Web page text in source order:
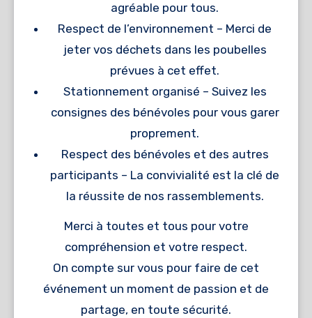
agréable pour tous.
Respect de l’environnement – Merci de
jeter vos déchets dans les poubelles
prévues à cet effet.
Stationnement organisé – Suivez les
consignes des bénévoles pour vous garer
proprement.
Respect des bénévoles et des autres
participants – La convivialité est la clé de
la réussite de nos rassemblements.
Merci à toutes et tous pour votre
compréhension et votre respect.
On compte sur vous pour faire de cet
événement un moment de passion et de
partage, en toute sécurité.